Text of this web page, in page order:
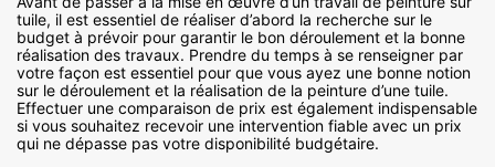
tuile, il est essentiel de réaliser d’abord la recherche sur le
budget à prévoir pour garantir le bon déroulement et la bonne
réalisation des travaux. Prendre du temps à se renseigner par
votre façon est essentiel pour que vous ayez une bonne notion
sur le déroulement et la réalisation de la peinture d’une tuile.
Effectuer une comparaison de prix est également indispensable
si vous souhaitez recevoir une intervention fiable avec un prix
qui ne dépasse pas votre disponibilité budgétaire.